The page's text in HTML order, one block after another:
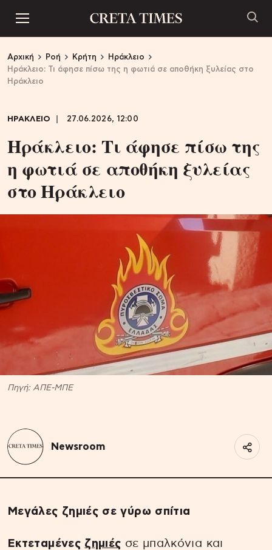
Αρχική Ροή Κρήτη
Ηράκλειο
Ηράκλειο: Τι άφησε πίσω της η φωτιά σε αποθήκη ξυλείας στο
Ηράκλειο
ΗΡΑΚΛΕΙΟ 27.06.2026, 12:00
Ηράκλειο: Τι άφησε πίσω της
η φωτιά σε αποθήκη ξυλείας
στο Ηράκλειο
Πηγή: ΑΠΕ-ΜΠΕ
Newsroom
Μεγάλες ζημιές σε γύρω σπίτια
Εκτεταμένες ζημιές σε μπαλκόνια και